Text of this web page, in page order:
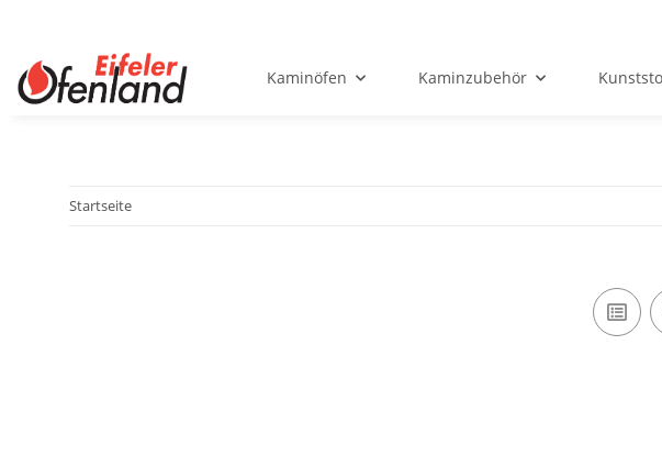
Kaminöfen Kaminzubehör
Startseite